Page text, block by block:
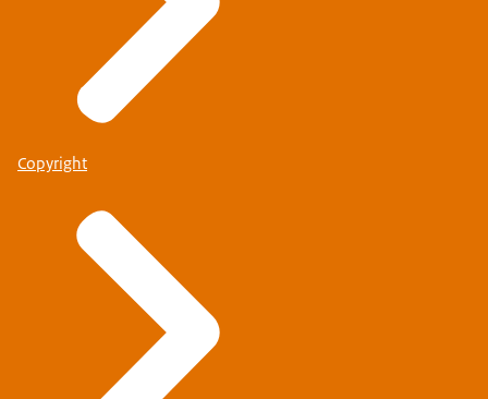
Copyright